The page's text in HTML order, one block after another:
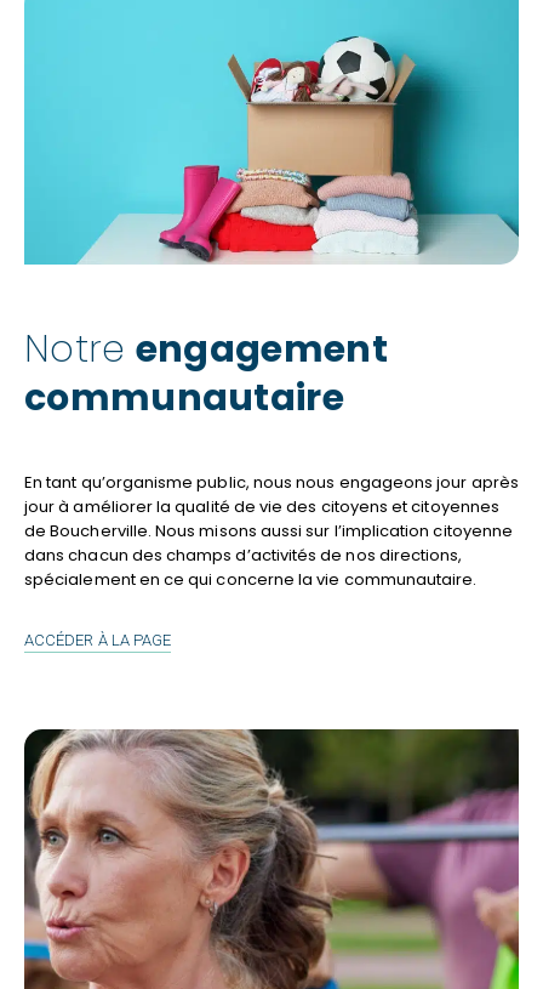
Notre engagement
communautaire
En tant qu’organisme public, nous nous engageons jour après
jour à améliorer la qualité de vie des citoyens et citoyennes
de Boucherville. Nous misons aussi sur l’implication citoyenne
dans chacun des champs d’activités de nos directions,
spécialement en ce qui concerne la vie communautaire.
ACCÉDER À LA PAGENOTRE